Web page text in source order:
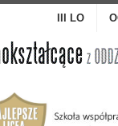
III LO